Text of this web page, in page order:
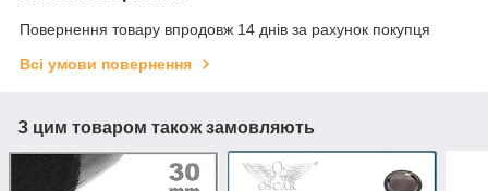
Повернення товару впродовж 14 днів за рахунок покупця
Всі умови повернення
З цим товаром також замовляють